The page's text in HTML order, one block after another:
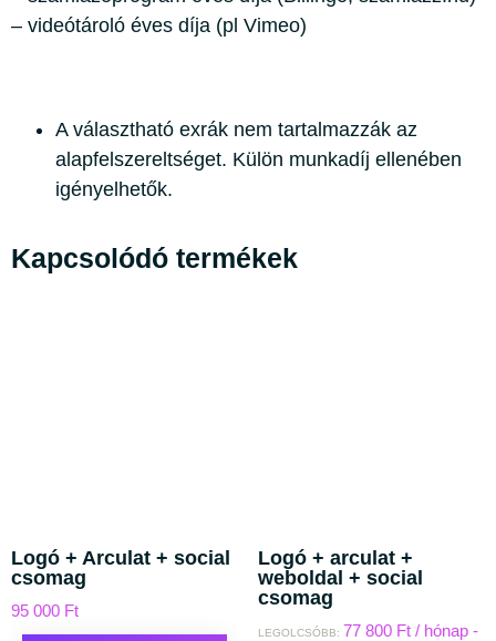
– videótároló éves díja (pl Vimeo)
A választható exrák nem tartalmazzák az
alapfelszereltséget. Külön munkadíj ellenében
igényelhetők.
Kapcsolódó termékek
Logó + Arculat + social
csomag
95 000 Ft
Logó + arculat +
weboldal + social
csomag
LEGOLCSÓBB: 77 800 Ft / hónap -